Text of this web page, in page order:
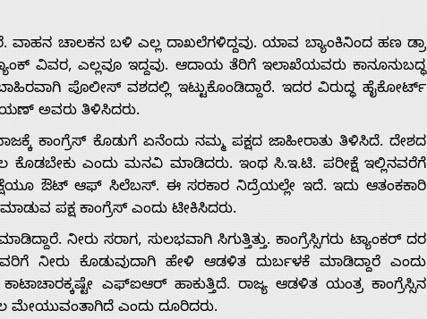
ಚಾಲಕನ ಬಳಿ ಎಲ್ಲ ದಾಖಲೆಗಳಿದ್ದವು. ಯಾವ ಬ್ಯಾಂಕಿನಿಂದ ಹಣ ಡ್ರಾ
ವಿವರ, ಎಲ್ಲವೂ ಇದ್ದವು. ಆದಾಯ ತೆರಿಗೆ ಇಲಾಖೆಯವರು ಕಾನೂನುಬದ್ಧ
ಪೊಲೀಸ್ ವಶದಲ್ಲಿ ಇಟ್ಟುಕೊಂಡಿದ್ದಾರೆ. ಇದರ ವಿರುದ್ಧ ಹೈಕೋರ್ಟ್
ಅವರು ತಿಳಿಸಿದರು.
ಕಾಂಗ್ರೆಸ್ ಕೊಡುಗೆ ಏನೆಂದು ನಮ್ಮ ಪಕ್ಷದ ಜಾಹೀರಾತು ತಿಳಿಸಿದೆ. ದೇಶದ
ಕೊಡಬೇಕು ಎಂದು ಮನವಿ ಮಾಡಿದರು. ಇಂಥ ಸಿ.ಇ.ಟಿ. ಪರೀಕ್ಷೆ ಇಲ್ಲಿನವರೆಗೆ
ಔಟ್ ಆಫ್ ಸಿಲೆಬಸ್. ಈ ಸರಕಾರ ನಿದ್ರೆಯಲ್ಲೇ ಇದೆ. ಇದು ಆತಂಕಕಾರಿ
ಪಕ್ಷ ಕಾಂಗ್ರೆಸ್ ಎಂದು ಟೀಕಿಸಿದರು.
ನೀರು ಸರಾಗ, ಸುಲಭವಾಗಿ ಸಿಗುತ್ತಿತ್ತು. ಕಾಂಗ್ರೆಸ್ಸಿಗರು ಟ್ಯಾಂಕರ್ ದರ
ನೀರು ಕೊಡುವುದಾಗಿ ಹೇಳಿ ಆಡಳಿತ ದುರ್ಬಳಕೆ ಮಾಡಿದ್ದಾರೆ ಎಂದು
ಎಫ್‍ಐಆರ್ ಹಾಕುತ್ತಿದೆ. ರಾಜ್ಯ ಆಡಳಿತ ಯಂತ್ರ ಕಾಂಗ್ರೆಸ್ಸಿನ
ಮೇಯುವಂತಾಗಿದೆ ಎಂದು ದೂರಿದರು.